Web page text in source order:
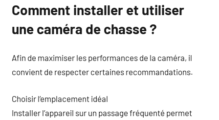
Comment installer et utiliser
une caméra de chasse ?
Afin de maximiser les performances de la caméra, il
convient de respecter certaines recommandations.
Choisir l’emplacement idéal
Installer l’appareil sur un passage fréquenté permet